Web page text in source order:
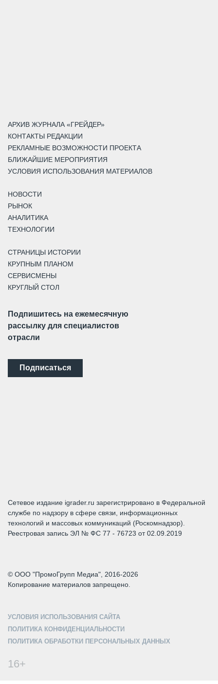
АРХИВ ЖУРНАЛА «ГРЕЙДЕР»
КОНТАКТЫ РЕДАКЦИИ
РЕКЛАМНЫЕ ВОЗМОЖНОСТИ ПРОЕКТА
БЛИЖАЙШИЕ МЕРОПРИЯТИЯ
УСЛОВИЯ ИСПОЛЬЗОВАНИЯ МАТЕРИАЛОВ
НОВОСТИ
РЫНОК
АНАЛИТИКА
ТЕХНОЛОГИИ
СТРАНИЦЫ ИСТОРИИ
КРУПНЫМ ПЛАНОМ
СЕРВИСМЕНЫ
КРУГЛЫЙ СТОЛ
Подпишитесь на ежемесячную
рассылку для специалистов
отрасли
Подписаться
Сетевое издание igrader.ru зарегистрировано в Федеральной
службе по надзору в сфере связи, информационных
технологий и массовых коммуникаций (Роскомнадзор).
Реестровая запись ЭЛ № ФС 77 - 76723 от 02.09.2019
© ООО "ПромоГрупп Медиа", 2016-2026
Копирование материалов запрещено.
УСЛОВИЯ ИСПОЛЬЗОВАНИЯ САЙТА
ПОЛИТИКА КОНФИДЕНЦИАЛЬНОСТИ
ПОЛИТИКА ОБРАБОТКИ ПЕРСОНАЛЬНЫХ ДАННЫХ
16+